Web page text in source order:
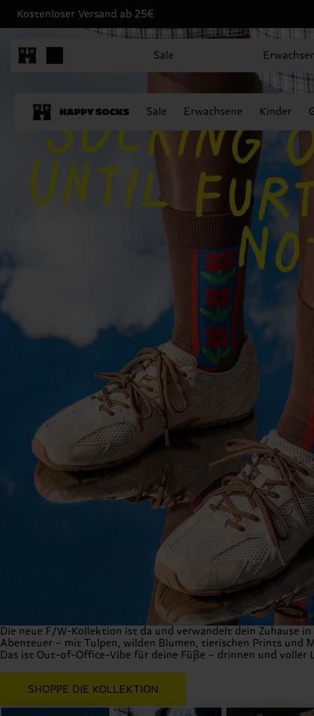
Kostenloser Versand ab 25€
Sale
Sale Erwachsene Kinder
Fall Winter 2026 Collection
Die neue F/W-Kollektion ist da und verwandelt dein Zuhause
Abenteuer – mit Tulpen, wilden Blumen, tierischen Prints und
Das ist Out-of-Office-Vibe für deine Füße – drinnen und voller
SHOPPE DIE KOLLEKTION